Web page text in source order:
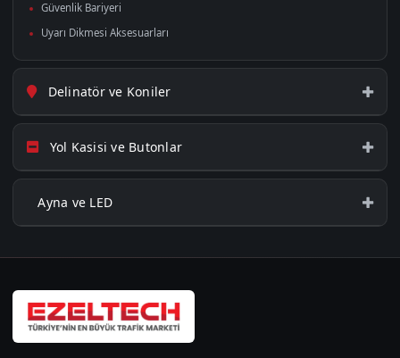
Güvenlik Bariyeri
Uyarı Dikmesi Aksesuarları
Delinatör ve Koniler
Yol Kasisi ve Butonlar
Ayna ve LED